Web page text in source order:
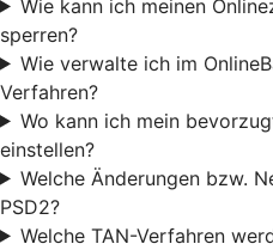
Wie kann ich meinen
sperren?
Wie verwalte ich im
Verfahren?
Wo kann ich mein
einstellen?
Welche Änderungen bzw.
PSD2?
Welche TAN-Verfahren